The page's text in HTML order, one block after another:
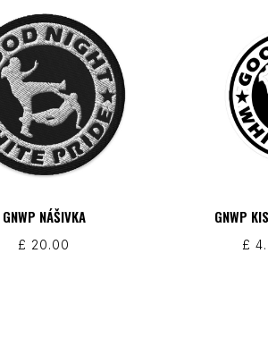
GNWP NÁŠIVKA
£ 20.00
GNWP
£